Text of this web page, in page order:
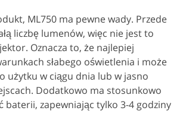
ML750 ma pewne wady. Przede
liczbę lumenów, więc nie jest to
Oznacza to, że najlepiej
słabego oświetlenia i może
użytku w ciągu dnia lub w jasno
Dodatkowo ma stosunkowo
baterii, zapewniając tylko 3-4 godziny